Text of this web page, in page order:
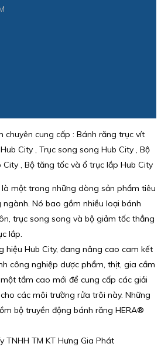
chuyên cung cấp : Bánh răng trục vít
City , Trục song song Hub City , Bộ
, Bộ tăng tốc và ổ trục lắp Hub City
một trong những dòng sản phẩm tiêu
Nó bao gồm nhiều loại bánh
trục song song và bộ giảm tốc thẳng
lắp.
hiệu Hub City, đang nâng cao cam kết
công nghiệp dược phẩm, thịt, gia cầm
tầm cao mới để cung cấp các giải
các môi trường rửa trôi này. Những
bộ truyền động bánh răng HERA®
TNHH TM KT Hưng Gia Phát